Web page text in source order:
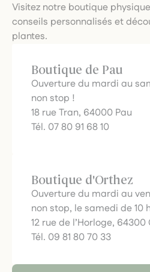
Visitez notre boutique
conseils personnalisés et
plantes.
Boutique de Pau
Ouverture du mardi au
non stop !
18 rue Tran, 64000 Pau
Tél. 07 80 91 68 10
Boutique d'Orthez
Ouverture du mardi au
non stop, le samedi de 10
12 rue de l’Horloge, 64300
Tél. 09 81 80 70 33